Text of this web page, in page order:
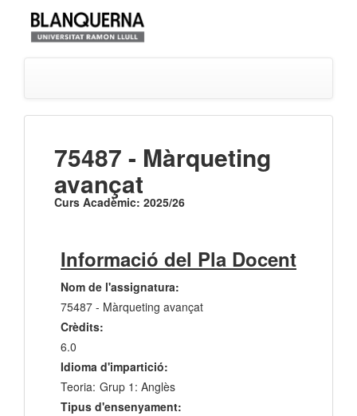
75487 - Màrqueting
avançat
Curs Acadèmic: 2025/26
Informació del Pla Docent
Nom de l'assignatura:
75487 - Màrqueting avançat
Crèdits:
6.0
Idioma d'impartició:
Teoria: Grup 1: Anglès
Tipus d'ensenyament: